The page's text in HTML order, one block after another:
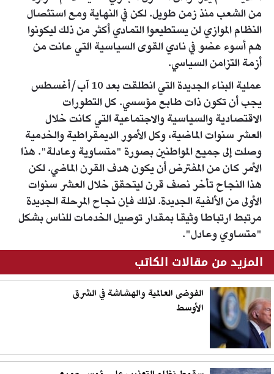
من الشعب منذ زمن طويل. لكن في النهاية ومع استئصال
النظام الموازي لن يستطيعوا التمادي أكثر من ذلك ليكونوا
هم أسوء عضو في نادي القوى السياسية التي عانت من
أزمة التزامن السياسي.
عملية البناء الجديدة التي انطلقت بعد 10 آب/أغسطس
يجب أن تكون ذات طابع مؤسسي. كل التطورات
الاقتصادية والسياسية والاجتماعية التي كانت خلال
العشر سنوات الماضية، وكل الأمور الديمقراطية والخدمية
وصلت إلى جميع المواطنين بصورة "متساوية وعادلة". هذا
الأمر كان من المفترض أن يكون هدف القرن الماضي. لكن
هذا النجاح تأخر نصف قرن ليتحقق خلال العشر سنوات
الأولى من الألفية الجديدة. لذلك فإن نجاح المرحلة الجديدة
مرتبط ارتباطا وثيقا بمقدار توصيل الخدمات للناس بشكل
"متساوي وعادل".
المزيد من مقالات الكاتب
الفوضى العالمية والهشاشة في الشرق
الأوسط